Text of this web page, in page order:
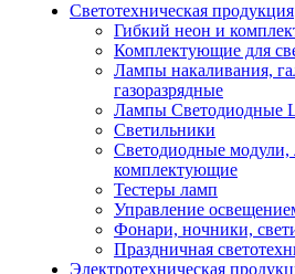
Светотехническая продукция
Гибкий неон и
Комплектующие для
Лампы накаливания,
газоразрядные
Лампы Светодиодные
Светильники
Светодиодные модули,
комплектующие
Тестеры ламп
Управление
Фонари, ночники,
Праздничная
Электротехническая